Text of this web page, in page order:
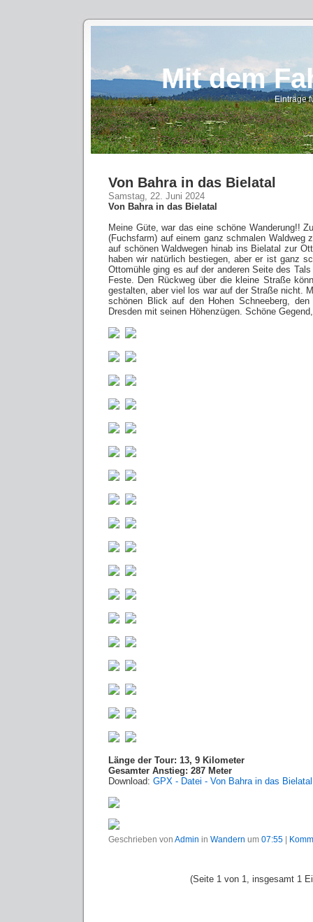
Mit dem
Einträge
Von Bahra in das Bielatal
Samstag, 22. Juni 2024
Von Bahra in das Bielatal
Meine Güte, war das eine schöne Wanderung!!
(Fuchsfarm) auf einem ganz schmalen Waldweg
auf schönen Waldwegen hinab ins Bielatal zur
haben wir natürlich bestiegen, aber er ist ganz
Ottomühle ging es auf der anderen Seite des
Feste. Den Rückweg über die kleine Straße
gestalten, aber viel los war auf der Straße nicht.
schönen Blick auf den Hohen Schneeberg,
Dresden mit seinen Höhenzügen. Schöne
Länge der Tour: 13, 9 Kilometer
Gesamter Anstieg: 287 Meter
Download: GPX - Datei - Von Bahra in das Bielatal
Geschrieben von Admin in Wandern um 07:55
(Seite 1 von 1, insgesamt 1